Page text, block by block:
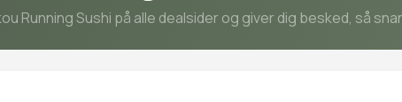
Running Sushi på alle dealsider og giver dig besked, så